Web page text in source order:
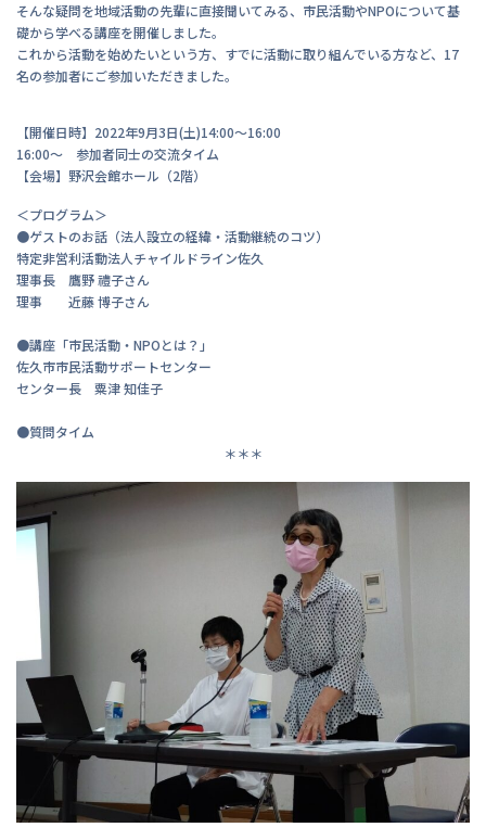
そんな疑問を地域活動の先輩に直接聞いてみる、市民活動やNPOについて基
礎から学べる講座を開催しました。
これから活動を始めたいという方、すでに活動に取り組んでいる方など、17
名の参加者にご参加いただきました。
【開催日時】2022年9月3日(土)14:00～16:00
16:00～ 参加者同士の交流タイム
【会場】野沢会館ホール（2階）
＜プログラム＞
●ゲストのお話（法人設立の経緯・活動継続のコツ）
特定非営利活動法人チャイルドライン佐久
理事長 鷹野 禮子さん
理事 近藤 博子さん
●講座「市民活動・NPOとは？」
佐久市市民活動サポートセンター
センター長 粟津 知佳子
●質問タイム
＊＊＊